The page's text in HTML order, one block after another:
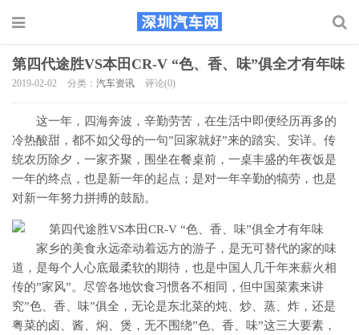
第四代途胜VS本田CR-V “色、香、味”俱全才有年味
2019-02-02 分类： 汽车资讯 评论(0)
这一年，四海奔波，辛勤劳苦，在生活中即便经历再多的
冷热酸甜，都不如父母的一句”回家就好”来的踏实、安详。传
统农历除夕，一家齐聚，围坐在餐桌前，一桌丰盛的年夜饭是
一年的终点，也是新一年的起点；是对一年辛勤的犒劳，也是
对新一年努力拼搏的鼓励。
家乡的美食永远牵动着远方的游子，是无可替代的家的味
道，是每个人心底最柔软的期待，也是中国人几千年来薪火相
传的”家风”。尽管各地饮食习惯各不相同，但中国菜素来讲
究”色、香、味”俱全，无论是东北菜的炖、炒、蒸、炸，还是
粤菜的卤、酱、焖、煲，无不围绕”色、香、味”这三大要素，